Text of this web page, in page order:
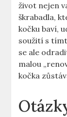
život nejen
škrabadla,
kočku baví,
soužití s
se ale
malou
kočka